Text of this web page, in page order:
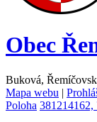
Obec
Buková,
Mapa webu |
Poloha 381214162,